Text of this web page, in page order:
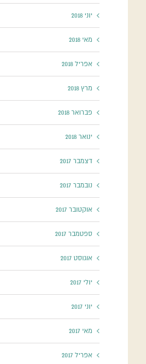
יוני 2018
מאי 2018
אפריל 2018
מרץ 2018
פברואר 2018
ינואר 2018
דצמבר 2017
נובמבר 2017
אוקטובר 2017
ספטמבר 2017
אוגוסט 2017
יולי 2017
יוני 2017
מאי 2017
אפריל 2017